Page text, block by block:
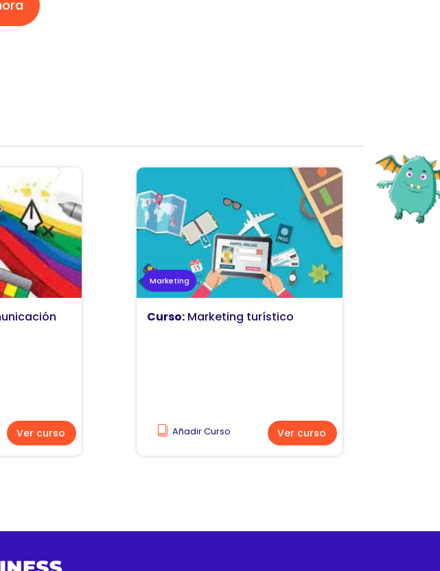
Ver curso
Marketing
Curso: Marketing turístico
Añadir Curso Ver curso